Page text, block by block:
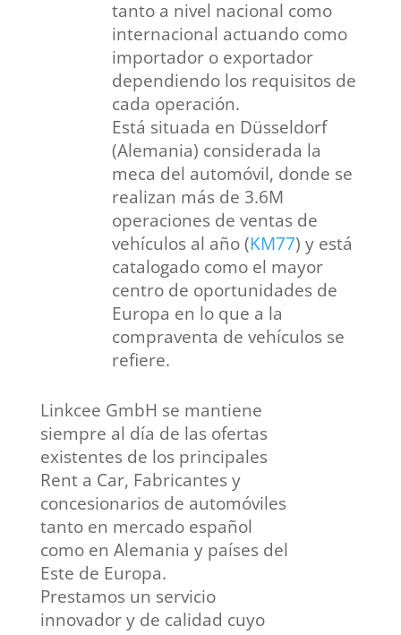
tanto a nivel nacional como
internacional actuando como
importador o exportador
dependiendo los requisitos de
cada operación.
Está situada en Düsseldorf
(Alemania) considerada la
meca del automóvil, donde se
realizan más de 3.6M
operaciones de ventas de
vehículos al año (KM77) y está
catalogado como el mayor
centro de oportunidades de
Europa en lo que a la
compraventa de vehículos se
refiere.
Linkcee GmbH se mantiene
siempre al día de las ofertas
existentes de los principales
Rent a Car, Fabricantes y
concesionarios de automóviles
tanto en mercado español
como en Alemania y países del
Este de Europa.
Prestamos un servicio
innovador y de calidad cuyo